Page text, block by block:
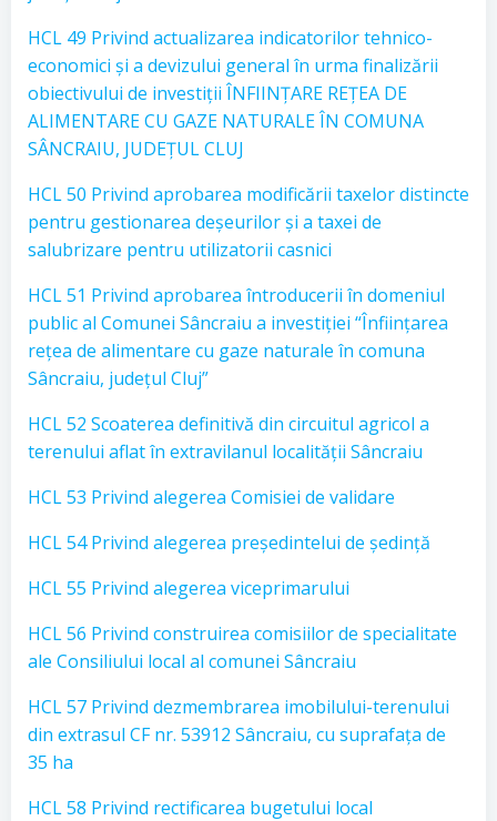
HCL 49 Privind actualizarea indicatorilor tehnico-
economici și a devizului general în urma finalizării
obiectivului de investiții ÎNFIINȚARE REȚEA DE
ALIMENTARE CU GAZE NATURALE ÎN COMUNA
SÂNCRAIU, JUDEȚUL CLUJ
HCL 50 Privind aprobarea modificării taxelor distincte
pentru gestionarea deșeurilor și a taxei de
salubrizare pentru utilizatorii casnici
HCL 51 Privind aprobarea întroducerii în domeniul
public al Comunei Sâncraiu a investiției “Înființarea
rețea de alimentare cu gaze naturale în comuna
Sâncraiu, județul Cluj”
HCL 52 Scoaterea definitivă din circuitul agricol a
terenului aflat în extravilanul localității Sâncraiu
HCL 53 Privind alegerea Comisiei de validare
HCL 54 Privind alegerea președintelui de ședință
HCL 55 Privind alegerea viceprimarului
HCL 56 Privind construirea comisiilor de specialitate
ale Consiliului local al comunei Sâncraiu
HCL 57 Privind dezmembrarea imobilului-terenului
din extrasul CF nr. 53912 Sâncraiu, cu suprafața de
35 ha
HCL 58 Privind rectificarea bugetului local